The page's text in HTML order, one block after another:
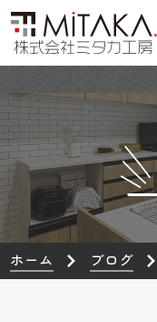
ホーム ブログ